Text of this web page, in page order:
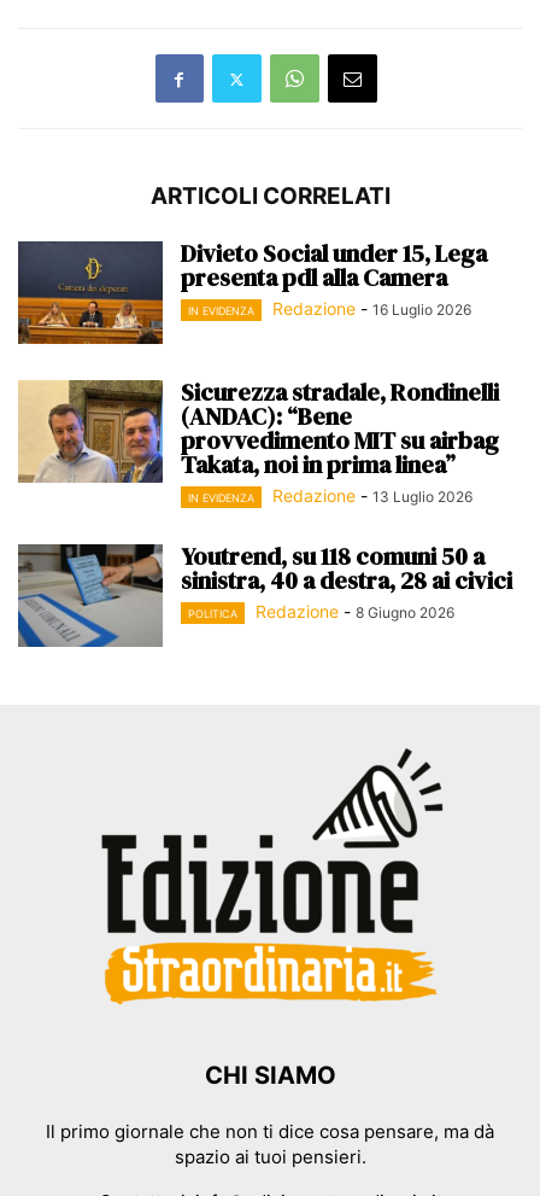
ARTICOLI CORRELATI
Divieto Social under 15, Lega
presenta pdl alla Camera
IN EVIDENZA Redazione - 16 Luglio 2026
Sicurezza stradale, Rondinelli
(ANDAC): “Bene
provvedimento MIT su airbag
Takata, noi in prima linea”
IN EVIDENZA Redazione - 13 Luglio 2026
Youtrend, su 118 comuni 50 a
sinistra, 40 a destra, 28 ai civici
POLITICA Redazione - 8 Giugno 2026
CHI SIAMO
Il primo giornale che non ti dice cosa pensare, ma dà
spazio ai tuoi pensieri.